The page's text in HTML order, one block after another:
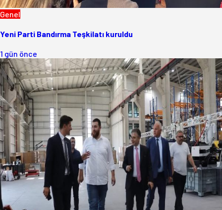
Genel
Yeni Parti Bandırma Teşkilatı kuruldu
1 gün önce